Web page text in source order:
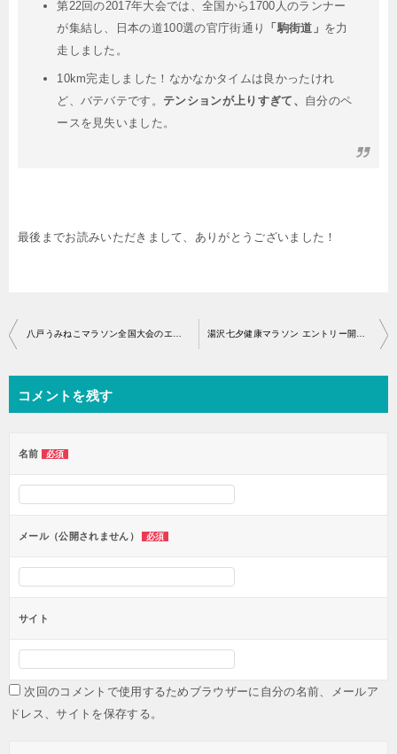
第22回の2017年大会では、全国から1700人のランナー
が集結し、日本の道100選の官庁街通り
「駒街道」 を力
走しました。
10km完走しました！なかなかタイムは良かったけれ
ど、バテバテです。 テンションが上りすぎて、 自分のペ
ースを見失いました。
最後までお読みいただきまして、ありがとうございました！
投
稿
ナ
ビ
シ
ョ
ン
コメントを残す
名前 必須
メール（公開されません） 必須
サイト
次回のコメントで使用するためブラウザーに自分の名前、メールア
ドレス、サイトを保存する。